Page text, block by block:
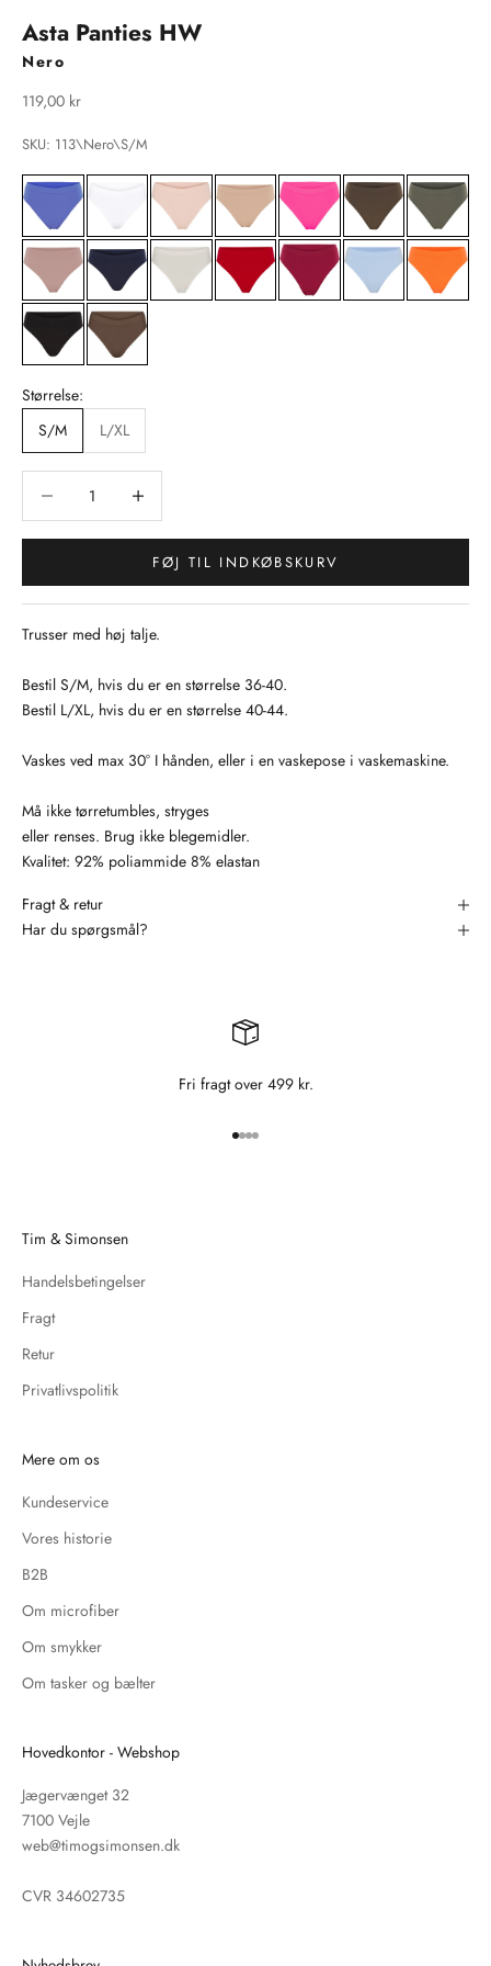
Asta Panties HW
Nero
Salgspris
119,00 kr
SKU: 113\Nero\S/M
Størrelse:
S/M
L/XL
FØJ TIL INDKØBSKURV
Trusser med høj talje.
Bestil S/M, hvis du er en størrelse 36-40.
Bestil L/XL, hvis du er en størrelse 40-44.
Vaskes ved max 30° I hånden, eller i en vaskepose i vaskemaskine.
Må ikke tørretumbles, stryges
eller renses. Brug ikke blegemidler.
Kvalitet: 92% poliammide 8% elastan
Fragt & retur
Har du spørgsmål?
Fri fragt over 499 kr.
Gå til element 1
Gå til element 2
Gå til element 3
Gå til element 4
Tim & Simonsen
Handelsbetingelser
Fragt
Retur
Privatlivspolitik
Mere om os
Kundeservice
Vores historie
B2B
Om microfiber
Om smykker
Om tasker og bælter
Hovedkontor - Webshop
Jægervænget 32
7100 Vejle
web@timogsimonsen.dk
CVR 34602735